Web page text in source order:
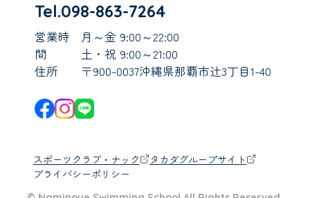
Tel.098-863-7264
営業時
間
月～金 9:00～22:00
土・祝 9:00～21:00
住所
〒900-0037沖縄県那覇市辻3丁目1-40
スポーツクラブ・ナック
タカダグループサイト
プライバシーポリシー